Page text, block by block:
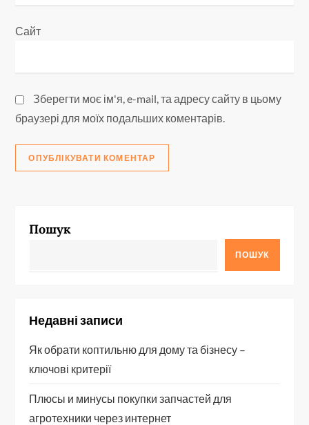
Сайт
Зберегти моє ім'я, e-mail, та адресу сайту в цьому
браузері для моїх подальших коментарів.
Пошук
ПОШУК
Недавні записи
Як обрати коптильню для дому та бізнесу –
ключові критерії
Плюсы и минусы покупки запчастей для
агротехники через интернет